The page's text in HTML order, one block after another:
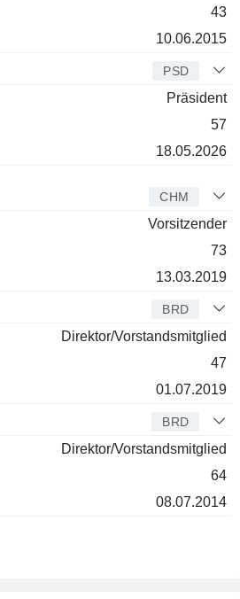
43
10.06.2015
PSD
Präsident
57
18.05.2026
CHM
Vorsitzender
73
13.03.2019
BRD
Direktor/Vorstandsmitglied
47
01.07.2019
BRD
Direktor/Vorstandsmitglied
64
08.07.2014